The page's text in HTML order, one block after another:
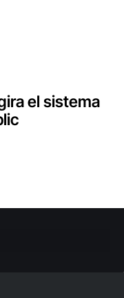
el sistema